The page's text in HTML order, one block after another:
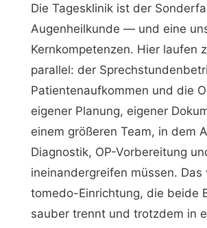
Die Tagesklinik ist der
Augenheilkunde — und eine
Kernkompetenzen. Hier laufen
parallel: der
Patientenaufkommen und die
eigener Planung, eigener
einem größeren Team, in dem
Diagnostik, OP-Vorbereitung
ineinandergreifen müssen. Das
tomedo-Einrichtung, die beide
sauber trennt und trotzdem in